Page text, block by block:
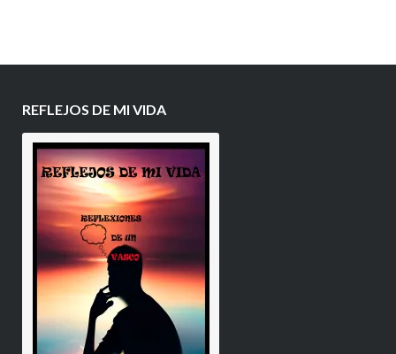
REFLEJOS DE MI VIDA